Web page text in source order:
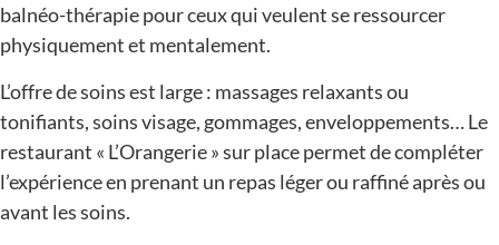
balnéo-thérapie pour ceux qui veulent se ressourcer
physiquement et mentalement.
L’offre de soins est large : massages relaxants ou
tonifiants, soins visage, gommages, enveloppements… Le
restaurant « L’Orangerie » sur place permet de compléter
l’expérience en prenant un repas léger ou raffiné après ou
avant les soins.